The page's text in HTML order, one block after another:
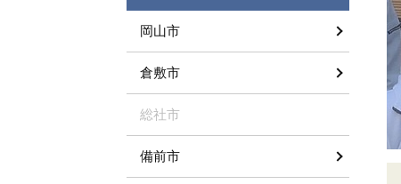
岡山市
倉敷市
総社市
備前市